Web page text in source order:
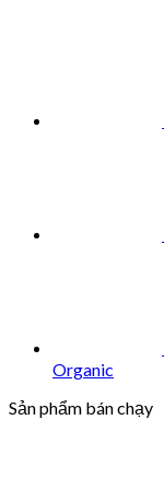
Organic
Sản phẩm bán chạy